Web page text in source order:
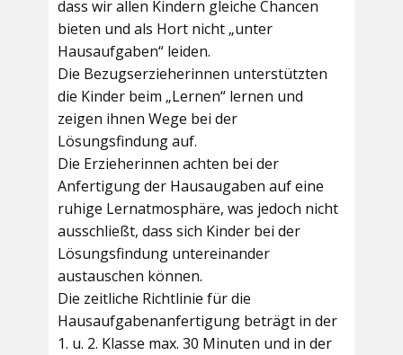
dass wir allen Kindern gleiche Chancen
bieten und als Hort nicht „unter
Hausaufgaben“ leiden.
Die Bezugserzieherinnen unterstützten
die Kinder beim „Lernen“ lernen und
zeigen ihnen Wege bei der
Lösungsfindung auf.
Die Erzieherinnen achten bei der
Anfertigung der Hausaugaben auf eine
ruhige Lernatmosphäre, was jedoch nicht
ausschließt, dass sich Kinder bei der
Lösungsfindung untereinander
austauschen können.
Die zeitliche Richtlinie für die
Hausaufgabenanfertigung beträgt in der
1. u. 2. Klasse max. 30 Minuten und in der